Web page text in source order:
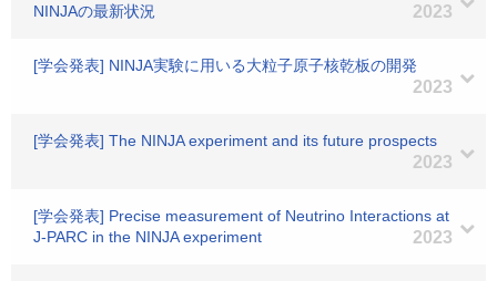
NINJAの最新状況
2023
[学会発表] NINJA実験に用いる大粒子原子核乾板の開発
2023
[学会発表] The NINJA experiment and its future prospects
2023
[学会発表] Precise measurement of Neutrino Interactions at
J-PARC in the NINJA experiment
2023